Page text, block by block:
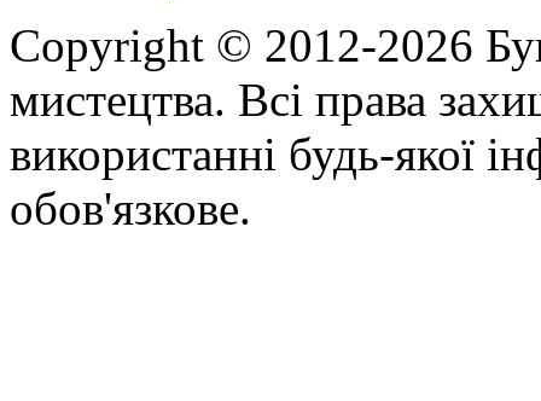
Copyright © 2012-2026
мистецтва. Всі права
використанні будь-якої
обов'язкове.